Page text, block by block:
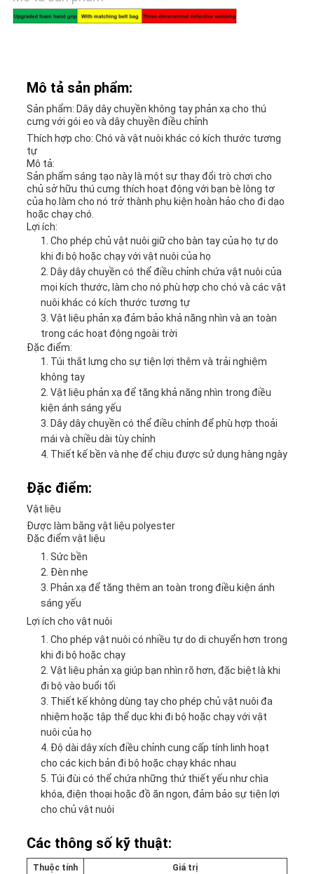
WEB
PRIVACY
POLICY
Mô tả sản phẩm:
Sản phẩm: Dây dây chuyền không tay phản xạ cho thú
cưng với gói eo và dây chuyền điều chỉnh
Thích hợp cho: Chó và vật nuôi khác có kích thước tương
tự
Mô tả:
Sản phẩm sáng tạo này là một sự thay đổi trò chơi cho
chủ sở hữu thú cưng thích hoạt động với bạn bè lông tơ
của họ.làm cho nó trở thành phụ kiện hoàn hảo cho đi dạo
hoặc chạy chó.
Lợi ích:
Cho phép chủ vật nuôi giữ cho bàn tay của họ tự do
khi đi bộ hoặc chạy với vật nuôi của họ
Dây dây chuyền có thể điều chỉnh chứa vật nuôi của
mọi kích thước, làm cho nó phù hợp cho chó và các vật
nuôi khác có kích thước tương tự
Vật liệu phản xạ đảm bảo khả năng nhìn và an toàn
trong các hoạt động ngoài trời
Đặc điểm:
Túi thắt lưng cho sự tiện lợi thêm và trải nghiệm
không tay
Vật liệu phản xạ để tăng khả năng nhìn trong điều
kiện ánh sáng yếu
Dây dây chuyền có thể điều chỉnh để phù hợp thoải
mái và chiều dài tùy chỉnh
Thiết kế bền và nhẹ để chịu được sử dụng hàng ngày
Đặc điểm:
Vật liệu
Được làm bằng vật liệu polyester
Đặc điểm vật liệu
Sức bền
Đèn nhẹ
Phản xạ để tăng thêm an toàn trong điều kiện ánh
sáng yếu
Lợi ích cho vật nuôi
Cho phép vật nuôi có nhiều tự do di chuyển hơn trong
khi đi bộ hoặc chạy
Vật liệu phản xạ giúp bạn nhìn rõ hơn, đặc biệt là khi
đi bộ vào buổi tối
Thiết kế không dùng tay cho phép chủ vật nuôi đa
nhiệm hoặc tập thể dục khi đi bộ hoặc chạy với vật
nuôi của họ
Độ dài dây xích điều chỉnh cung cấp tính linh hoạt
cho các kịch bản đi bộ hoặc chạy khác nhau
Túi đùi có thể chứa những thứ thiết yếu như chìa
khóa, điện thoại hoặc đồ ăn ngon, đảm bảo sự tiện lợi
cho chủ vật nuôi
Các thông số kỹ thuật:
Thuộc tính
Giá trị